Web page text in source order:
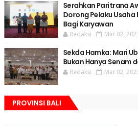
Serahkan Paritrana
Dorong Pelaku
Bagi Karyawan
Redaksi Mar 02,
Sekda Hamka: Mari
Bukan Hanya Senam
Redaksi Mar 02,
PROVINSI BALI